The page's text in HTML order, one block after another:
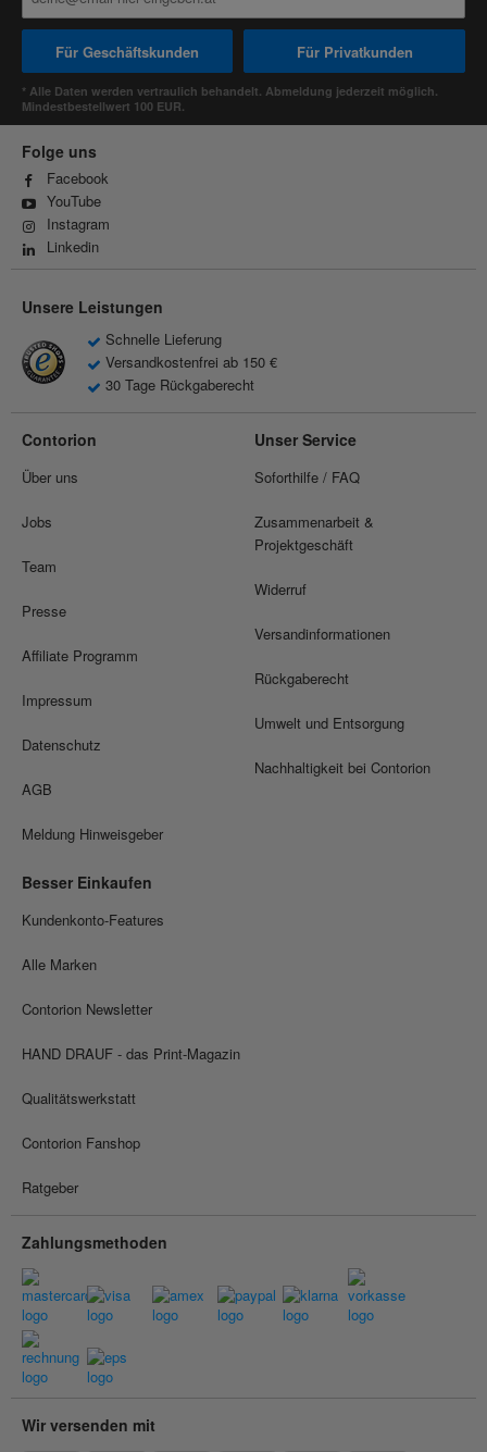
Für Geschäftskunden Für Privatkunden
* Alle Daten werden vertraulich behandelt. Abmeldung jederzeit möglich.
Mindestbestellwert 100 EUR.
Folge uns
Facebook
YouTube
Instagram
Linkedin
Unsere Leistungen
Schnelle Lieferung
Versandkostenfrei ab 150 €
30 Tage Rückgaberecht
Contorion
Über uns
Jobs
Team
Presse
Affiliate Programm
Impressum
Datenschutz
AGB
Meldung Hinweisgeber
Unser Service
Soforthilfe / FAQ
Zusammenarbeit &
Projektgeschäft
Widerruf
Versandinformationen
Rückgaberecht
Umwelt und Entsorgung
Nachhaltigkeit bei Contorion
Besser Einkaufen
Kundenkonto-Features
Alle Marken
Contorion Newsletter
HAND DRAUF - das Print-Magazin
Qualitätswerkstatt
Contorion Fanshop
Ratgeber
Zahlungsmethoden
Wir versenden mit